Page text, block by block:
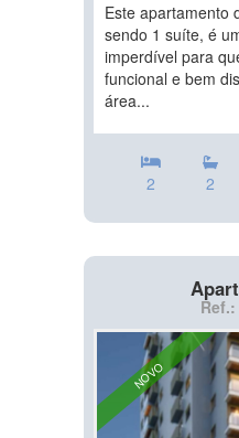
Este apartamento
sendo 1 suíte, é
imperdível para
funcional e bem
área...
2 2
NOVO